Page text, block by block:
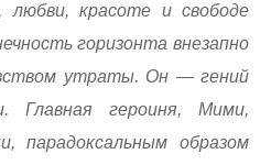
красоте и свободе
горизонта внезапно
утраты. Он — гений
Главная героиня, Мими,
парадоксальным образом